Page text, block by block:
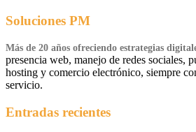
Soluciones PM
Más de 20 años ofreciendo estrategias
presencia web, manejo de redes sociales,
hosting y comercio electrónico, siempre
servicio.
Entradas recientes